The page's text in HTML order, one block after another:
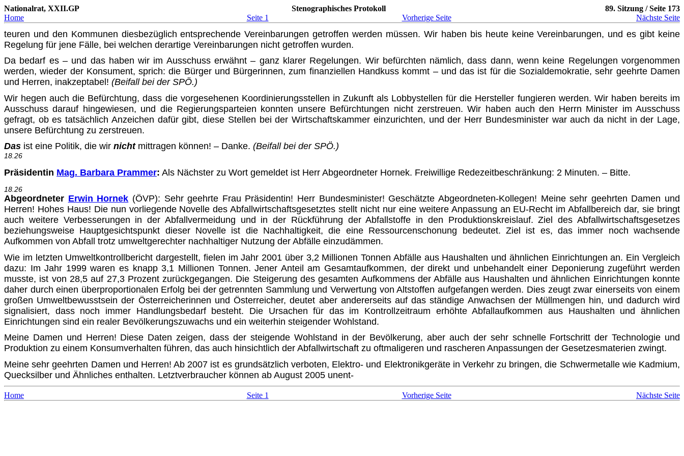
Nationalrat, XXII.GP Stenographisches Protokoll
89. Sitzung / Seite 173
Home
Seite 1 Vorherige Seite Nächste Seite
teuren und den Kommunen diesbezüglich entsprechende Vereinbarungen getroffen werden müssen. Wir haben bis heute keine Vereinbarungen, und es gibt keine
Rege­lung für jene Fälle, bei welchen derartige Vereinbarungen nicht getroffen wurden.
Da bedarf es – und das haben wir im Ausschuss erwähnt – ganz klarer Regelungen. Wir befürchten nämlich, dass dann, wenn keine Regelungen vorgenommen
werden, wieder der Konsument, sprich: die Bürger und Bürgerinnen, zum finanziellen Handkuss kommt – und das ist für die Sozialdemokratie, sehr geehrte Damen
und Herren, inak­zeptabel! (Beifall bei der SPÖ.)
Wir hegen auch die Befürchtung, dass die vorgesehenen Koordinierungsstellen in Zu­kunft als Lobbystellen für die Hersteller fungieren werden. Wir haben bereits im
Aus­schuss darauf hingewiesen, und die Regierungsparteien konnten unsere Befürchtun­gen nicht zerstreuen. Wir haben auch den Herrn Minister im Ausschuss
gefragt, ob es tatsächlich Anzeichen dafür gibt, diese Stellen bei der Wirtschaftskammer einzurichten, und der Herr Bundesminister war auch da nicht in der Lage,
unsere Befürchtung zu zerstreuen.
Das ist eine Politik, die wir nichtmittragen können! – Danke. (Beifall bei der SPÖ.)
18.26
Präsidentin Mag. Barbara Prammer: Als Nächster zu Wort gemeldet ist Herr Abge­ordneter Hornek. Freiwillige Redezeitbeschränkung: 2 Minuten. – Bitte.
18.26
Abgeordneter Erwin Hornek (ÖVP): Sehr geehrte Frau Präsidentin! Herr Bundesmi­nister! Geschätzte Abgeordneten-Kollegen! Meine sehr geehrten Damen und
Herren! Hohes Haus! Die nun vorliegende Novelle des Abfallwirtschaftsgesetztes stellt nicht nur eine weitere Anpassung an EU-Recht im Abfallbereich dar, sie bringt
auch weitere Verbesserungen in der Abfallvermeidung und in der Rückführung der Abfallstoffe in den Produktionskreislauf. Ziel des Abfallwirtschaftsgesetzes
beziehungsweise Haupt­gesichtspunkt dieser Novelle ist die Nachhaltigkeit, die eine Ressourcenschonung be­deutet. Ziel ist es, das immer noch wachsende
Aufkommen von Abfall trotz umweltge­rechter nachhaltiger Nutzung der Abfälle einzudämmen.
Wie im letzten Umweltkontrollbericht dargestellt, fielen im Jahr 2001 über 3,2 Millionen Tonnen Abfälle aus Haushalten und ähnlichen Einrichtungen an. Ein Vergleich
dazu: Im Jahr 1999 waren es knapp 3,1 Millionen Tonnen. Jener Anteil am Gesamtaufkom­men, der direkt und unbehandelt einer Deponierung zugeführt werden
musste, ist von 28,5 auf 27,3 Prozent zurückgegangen. Die Steigerung des gesamten Aufkommens der Abfälle aus Haushalten und ähnlichen Einrichtungen konnte
daher durch einen überproportionalen Erfolg bei der getrennten Sammlung und Verwertung von Altstoffen aufgefangen werden. Dies zeugt zwar einerseits von einem
großen Umweltbewusst­sein der Österreicherinnen und Österreicher, deutet aber andererseits auf das ständige Anwachsen der Müllmengen hin, und dadurch wird
signalisiert, dass noch immer Hand­lungsbedarf besteht. Die Ursachen für das im Kontrollzeitraum erhöhte Abfallaufkom­men aus Haushalten und ähnlichen
Einrichtungen sind ein realer Bevölkerungszu­wachs und ein weiterhin steigender Wohlstand.
Meine Damen und Herren! Diese Daten zeigen, dass der steigende Wohlstand in der Bevölkerung, aber auch der sehr schnelle Fortschritt der Technologie und
Produktion zu einem Konsumverhalten führen, das auch hinsichtlich der Abfallwirtschaft zu oftma­ligeren und rascheren Anpassungen der Gesetzesmaterien zwingt.
Meine sehr geehrten Damen und Herren! Ab 2007 ist es grundsätzlich verboten, Elektro- und Elektronikgeräte in Verkehr zu bringen, die Schwermetalle wie Kadmium,
Quecksilber und Ähnliches enthalten. Letztverbraucher können ab August 2005 unent-
Home Seite 1 Vorherige Seite Nächste Seite